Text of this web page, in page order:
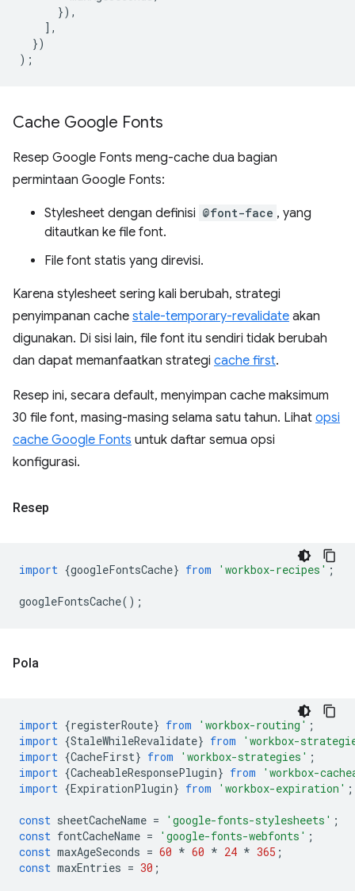
}),
],
})
);
Cache Google Fonts
Resep Google Fonts meng-cache dua bagian
permintaan Google Fonts:
Stylesheet dengan definisi @font-face , yang
ditautkan ke file font.
File font statis yang direvisi.
Karena stylesheet sering kali berubah, strategi
penyimpanan cache stale-temporary-revalidate akan
digunakan. Di sisi lain, file font itu sendiri tidak berubah
dan dapat memanfaatkan strategi cache first.
Resep ini, secara default, menyimpan cache maksimum
30 file font, masing-masing selama satu tahun. Lihat opsi
cache Google Fonts untuk daftar semua opsi
konfigurasi.
Resep
import {googleFontsCache} from 'workbox-recipes' ;
googleFontsCache();
Pola
import {registerRoute} from 'workbox-routing' ;
import {StaleWhileRevalidate} from
'workbox-
import {CacheFirst} from 'workbox-strategies' ;
import {CacheableResponsePlugin} from
'workbox-
import {ExpirationPlugin} from 'workbox-expiration' ;
const sheetCacheName = 'google-fonts-stylesheets' ;
const fontCacheName = 'google-fonts-webfonts' ;
const maxAgeSeconds = 60 * 60 * 24 * 365 ;
const maxEntries = 30 ;